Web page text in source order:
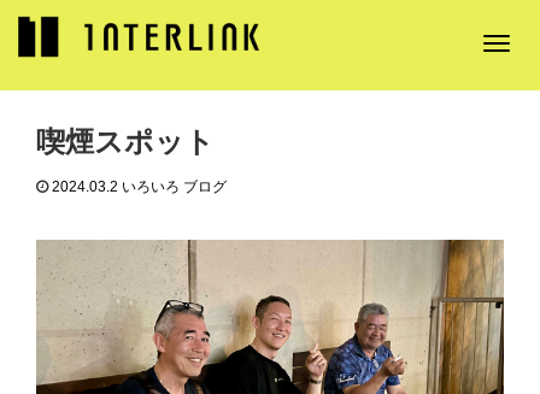
T
g
v
i
g
a
t
i
o
喫煙スポット
2024.03.2 いろいろ ブログ